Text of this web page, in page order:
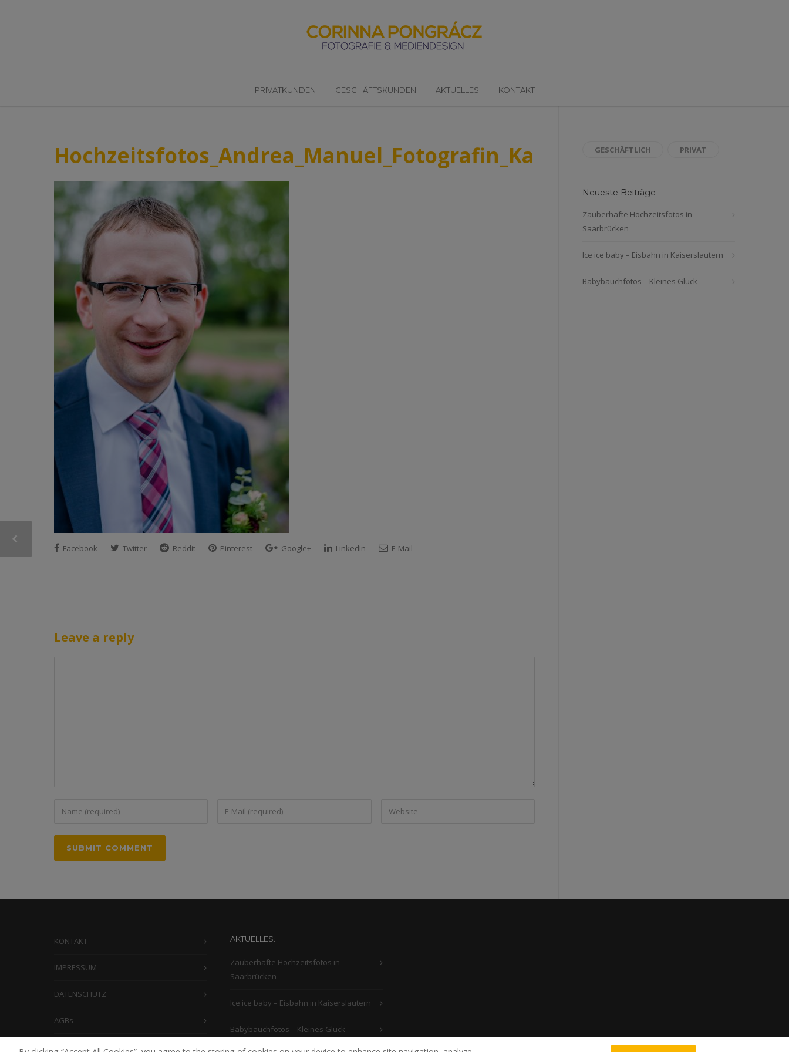
PRIVATKUNDEN GESCHÄFTSKUNDEN AKTUELLES KONTAKT
Hochzeitsfotos_Andrea_Manuel_Fotografin_Kaiserslautern_4275
Facebook Twitter Reddit Pinterest Google+ LinkedIn E-Mail
Leave a reply
GESCHÄFTLICH PRIVAT
Neueste Beiträge
Zauberhafte Hochzeitsfotos in
Saarbrücken
Ice ice baby – Eisbahn in Kaiserslautern
Babybauchfotos – Kleines Glück
KONTAKT
IMPRESSUM
DATENSCHUTZ
AGBs
AKTUELLES:
Zauberhafte Hochzeitsfotos in
Saarbrücken
Ice ice baby – Eisbahn in Kaiserslautern
Babybauchfotos – Kleines Glück